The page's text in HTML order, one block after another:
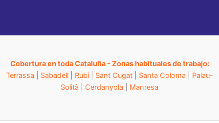
Cobertura en toda Cataluña - Zonas habituales de trabajo:
Terrassa
Sabadell Rubí| Sant Cugat Santa Coloma
Palau-
Solità
Cerdanyola Manresa